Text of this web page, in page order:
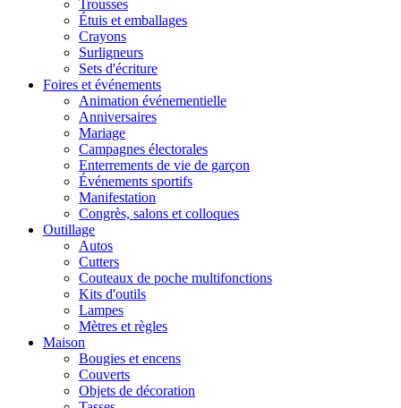
Trousses
Étuis et emballages
Crayons
Surligneurs
Sets d'écriture
Foires et événements
Animation événementielle
Anniversaires
Mariage
Campagnes électorales
Enterrements de vie de garçon
Événements sportifs
Manifestation
Congrès, salons et colloques
Outillage
Autos
Cutters
Couteaux de poche multifonctions
Kits d'outils
Lampes
Mètres et règles
Maison
Bougies et encens
Couverts
Objets de décoration